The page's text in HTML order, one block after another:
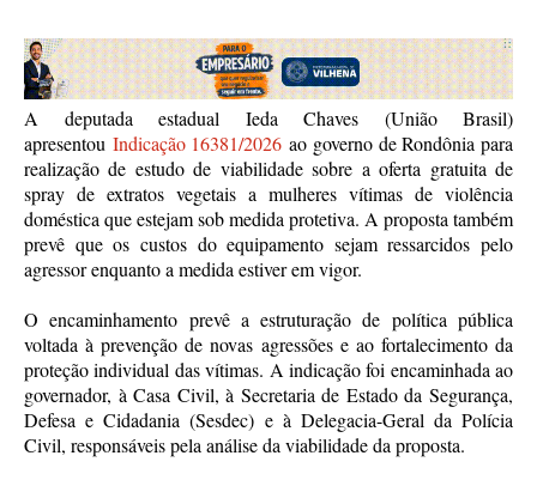
A deputada estadual Ieda Chaves (União Brasil)
apresentou Indicação 16381/2026 ao governo de Rondônia para
realização de estudo de viabilidade sobre a oferta gratuita de
spray de extratos vegetais a mulheres vítimas de violência
doméstica que estejam sob medida protetiva. A proposta também
prevê que os custos do equipamento sejam ressarcidos pelo
agressor enquanto a medida estiver em vigor.
O encaminhamento prevê a estruturação de política pública
voltada à prevenção de novas agressões e ao fortalecimento da
proteção individual das vítimas. A indicação foi encaminhada ao
governador, à Casa Civil, à Secretaria de Estado da Segurança,
Defesa e Cidadania (Sesdec) e à Delegacia-Geral da Polícia
Civil, responsáveis pela análise da viabilidade da proposta.